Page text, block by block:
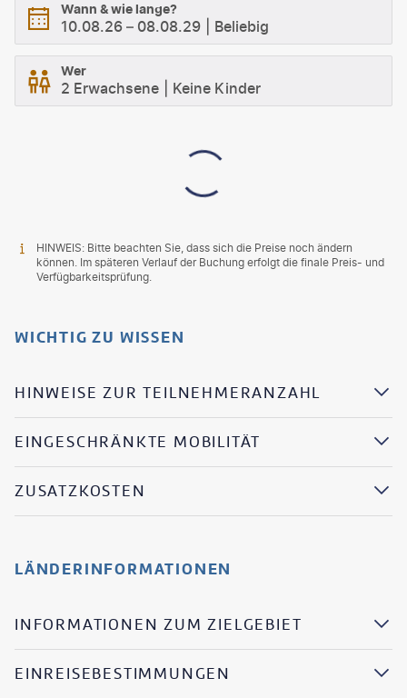
Wann & wie lange?
10.08.26 – 08.08.29 Beliebig
Wer
2 Erwachsene Keine Kinder
HINWEIS: Bitte beachten Sie, dass sich die Preise noch ändern
können. Im späteren Verlauf der Buchung erfolgt die finale Preis- und
Verfügbarkeitsprüfung.
WICHTIG ZU WISSEN
HINWEISE ZUR TEILNEHMERANZAHL
EINGESCHRÄNKTE MOBILITÄT
ZUSATZKOSTEN
LÄNDERINFORMATIONEN
INFORMATIONEN ZUM ZIELGEBIET
EINREISEBESTIMMUNGEN